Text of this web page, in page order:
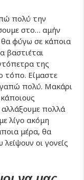
πολύ την
στο… αμήν
θα φύγω σε κάποια
βαστιέται
της
τόπο. Είμαστε
πολύ. Μακάρι
πολλά
λίγο ακόμη
μέρα, θα
οι γονείς